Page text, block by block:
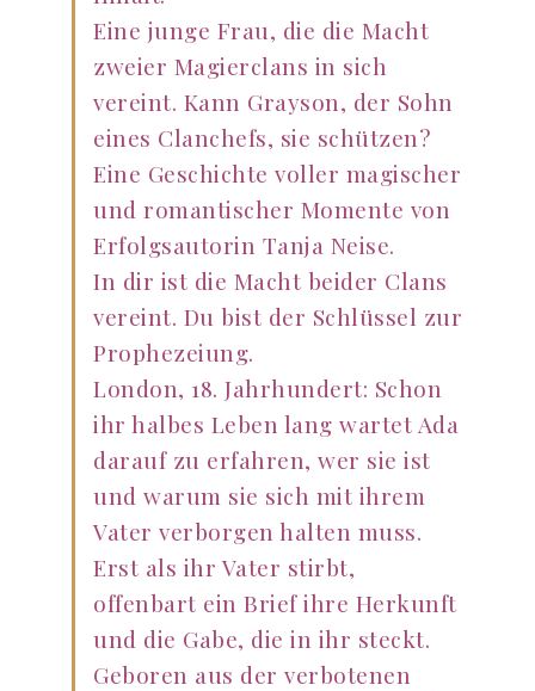
Eine junge Frau, die die Macht
zweier Magierclans in sich
vereint. Kann Grayson, der Sohn
eines Clanchefs, sie schützen?
Eine Geschichte voller magischer
und romantischer Momente von
Erfolgsautorin Tanja Neise.
In dir ist die Macht beider Clans
vereint. Du bist der Schlüssel zur
Prophezeiung.
London, 18. Jahrhundert: Schon
ihr halbes Leben lang wartet Ada
darauf zu erfahren, wer sie ist
und warum sie sich mit ihrem
Vater verborgen halten muss.
Erst als ihr Vater stirbt,
offenbart ein Brief ihre Herkunft
und die Gabe, die in ihr steckt.
Geboren aus der verbotenen